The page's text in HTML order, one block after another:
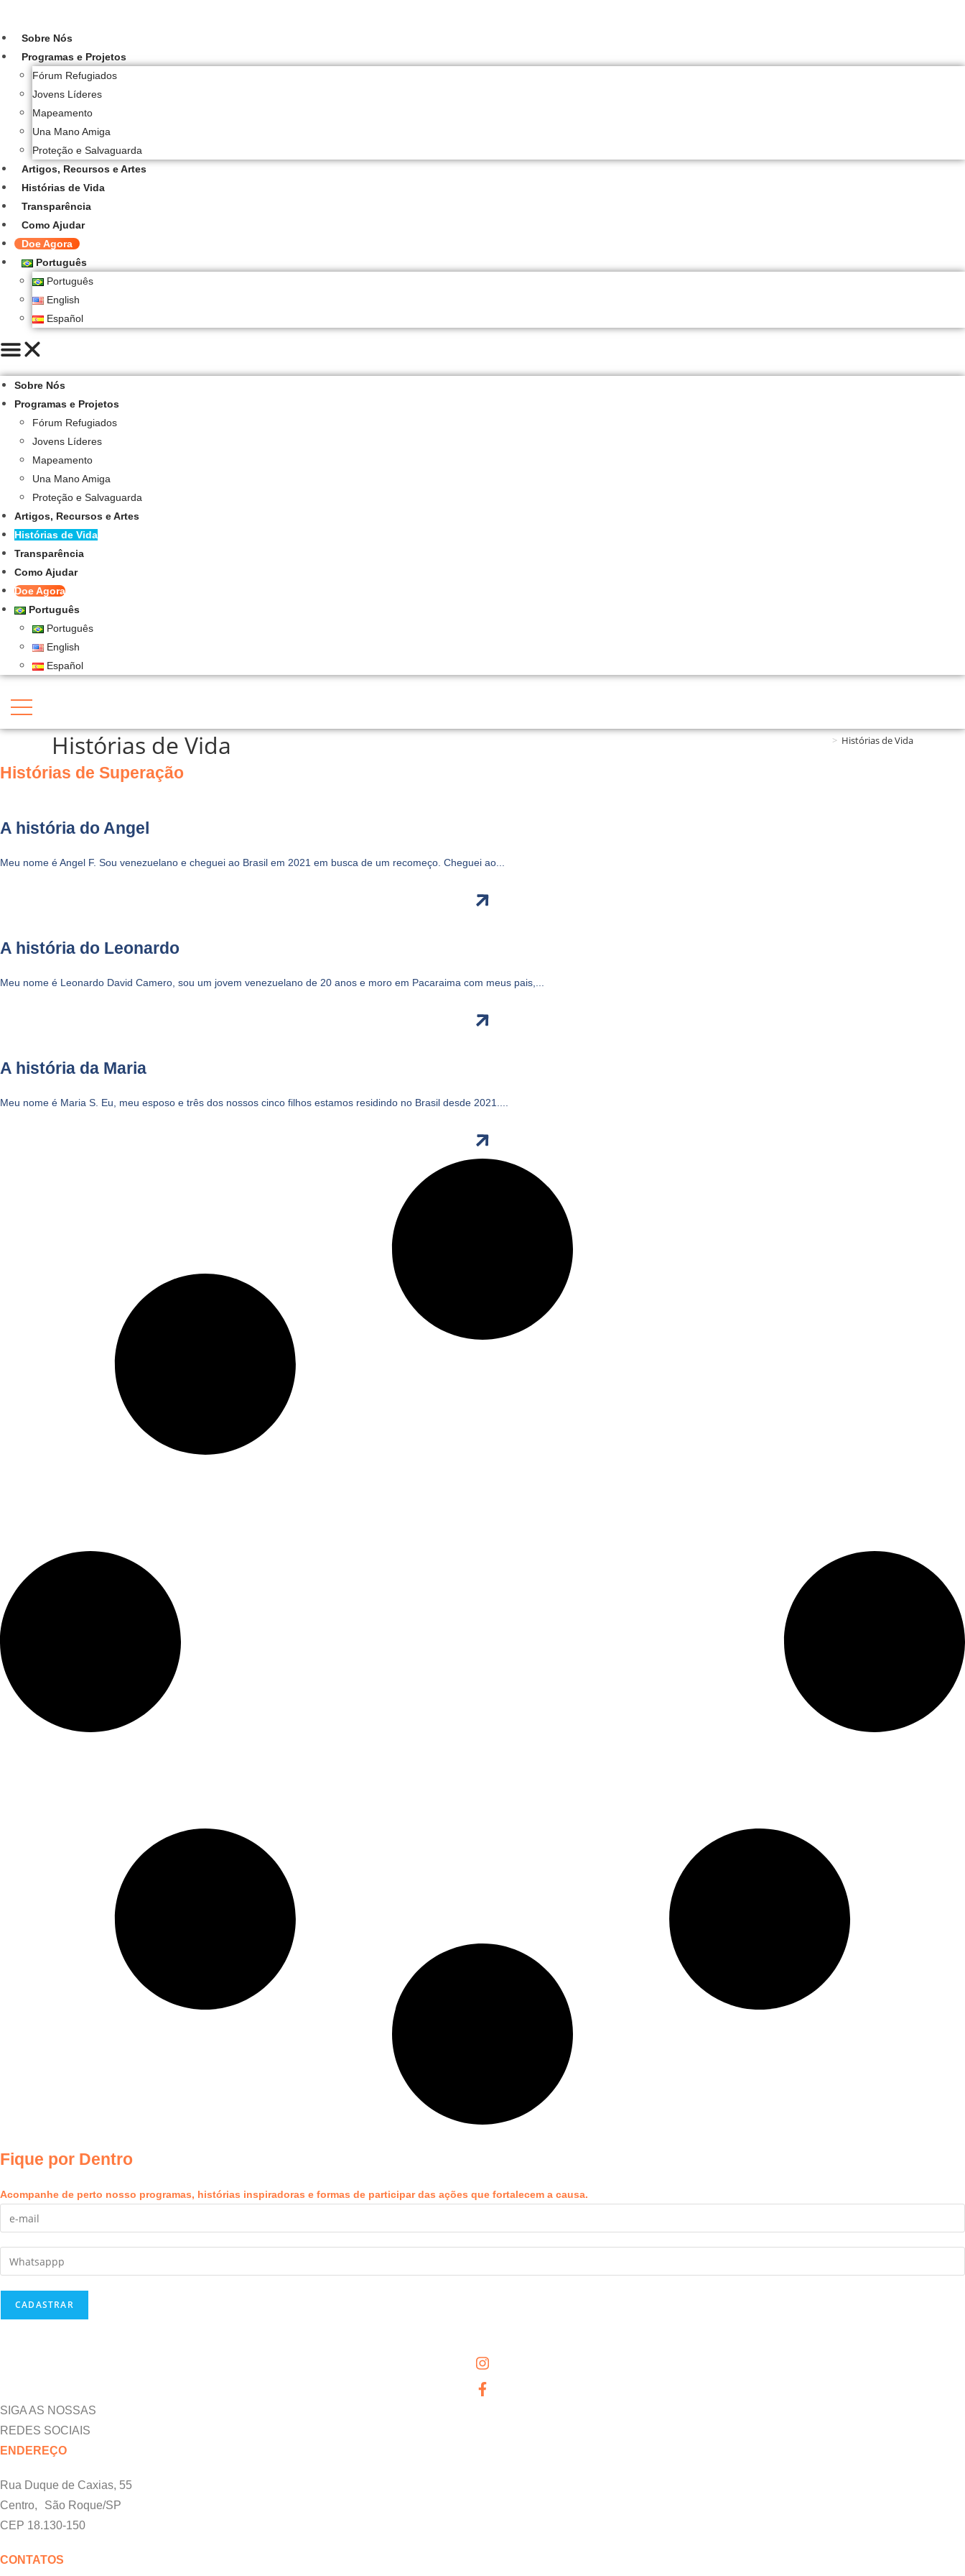
o
conteúdo
Sobre Nós
Programas e Projetos
Fórum Refugiados
Jovens Líderes
Mapeamento
Una Mano Amiga
Proteção e Salvaguarda
Artigos, Recursos e Artes
Histórias de Vida
Transparência
Como Ajudar
Doe Agora
Português
Português
English
Español
Sobre Nós
Programas e Projetos
Fórum Refugiados
Jovens Líderes
Mapeamento
Una Mano Amiga
Proteção e Salvaguarda
Artigos, Recursos e Artes
Histórias de Vida
Transparência
Como Ajudar
Doe Agora
Português
Português
English
Español
Histórias de Vida > Histórias de Vida
Histórias de Vida
Histórias de Superação
A história do Angel
Meu nome é Angel F. Sou venezuelano e cheguei ao Brasil em 2021 em busca de um recomeço. Cheguei ao...
A história do Leonardo
Meu nome é Leonardo David Camero, sou um jovem venezuelano de 20 anos e moro em Pacaraima com meus pais,...
A história da Maria
Meu nome é Maria S. Eu, meu esposo e três dos nossos cinco filhos estamos residindo no Brasil desde 2021....
Fique por Dentro
Acompanhe de perto nosso programas, histórias inspiradoras e formas de participar das ações que fortalecem a causa.
SIGA AS NOSSAS
REDES SOCIAIS
ENDEREÇO
Rua Duque de Caxias, 55
Centro, São Roque/SP
CEP 18.130-150
CONTATOS